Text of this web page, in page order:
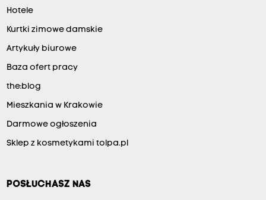
Hotele
Kurtki zimowe damskie
Artykuły biurowe
Baza ofert pracy
the:blog
Mieszkania w Krakowie
Darmowe ogłoszenia
Sklep z kosmetykami tolpa.pl
POSŁUCHASZ NAS